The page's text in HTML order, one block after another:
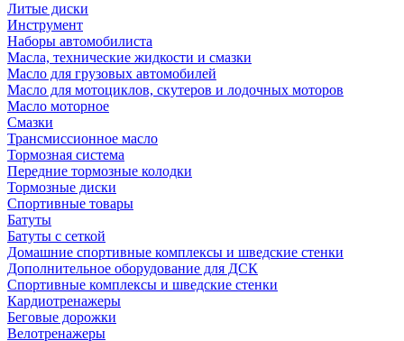
Литые диски
Инструмент
Наборы автомобилиста
Масла, технические жидкости и смазки
Масло для грузовых автомобилей
Масло для мотоциклов, скутеров и лодочных моторов
Масло моторное
Смазки
Трансмиссионное масло
Тормозная система
Передние тормозные колодки
Тормозные диски
Спортивные товары
Батуты
Батуты с сеткой
Домашние спортивные комплексы и шведские стенки
Дополнительное оборудование для ДСК
Спортивные комплексы и шведские стенки
Кардиотренажеры
Беговые дорожки
Велотренажеры